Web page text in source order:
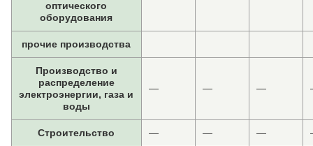
оптического
оборудования
прочие производства
Производство и
распределение
электроэнергии, газа и
воды
— — —
Строительство — — —